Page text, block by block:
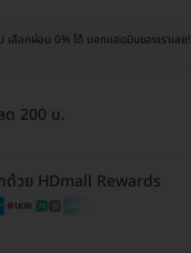
เลือกผ่อน 0% ได้ บอกแอดมินของเราเลย!
ด 200 บ.
ด้วย HDmall Rewards